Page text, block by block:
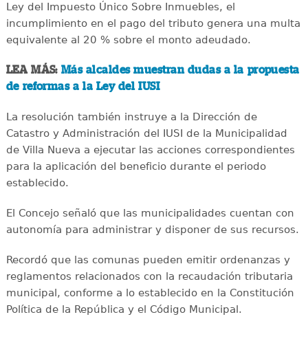
Ley del Impuesto Único Sobre Inmuebles, el
incumplimiento en el pago del tributo genera una multa
equivalente al 20 % sobre el monto adeudado.
LEA MÁS: Más alcaldes muestran dudas a la propuesta
de reformas a la Ley del IUSI
La resolución también instruye a la Dirección de
Catastro y Administración del IUSI de la Municipalidad
de Villa Nueva a ejecutar las acciones correspondientes
para la aplicación del beneficio durante el periodo
establecido.
El Concejo señaló que las municipalidades cuentan con
autonomía para administrar y disponer de sus recursos.
Recordó que las comunas pueden emitir ordenanzas y
reglamentos relacionados con la recaudación tributaria
municipal, conforme a lo establecido en la Constitución
Política de la República y el Código Municipal.